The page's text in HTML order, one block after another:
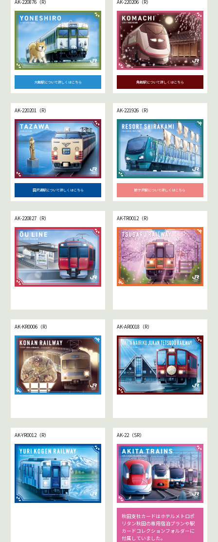
AK-220876（R）
大館駅について詳しくはこちら
AK-220206（R）
角館駅について詳しくはこちら
AK-220201（R）
田沢湖駅について詳しくはこちら
AK-221926（R）
鰺ケ沢駅について詳しくはこちら
AK-220827（R） AK-TR0012（R）
AK-KR0006（R） AK-AR0018（R）
AK-YR0012（R） AK-22（SR）
秋田支社カードはホテルメトロポ
リタン秋田の専用宿泊プランや駅
カードコレクションフォルダーに
付属していました。